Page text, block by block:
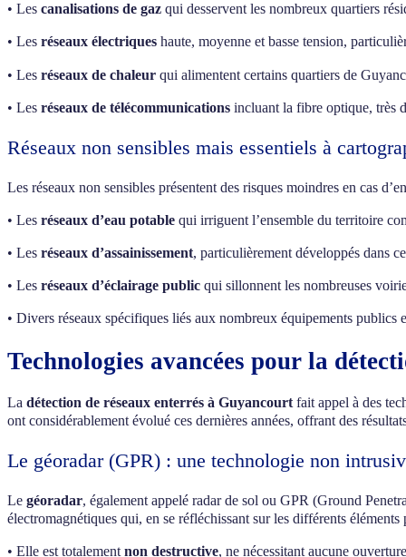
• Les canalisations de gaz qui desservent les nombreux quartiers
• Les réseaux électriques haute, moyenne et basse tension,
• Les réseaux de chaleur qui alimentent certains quartiers de
• Les réseaux de télécommunications incluant la fibre optique, très
Réseaux non sensibles mais essentiels à
Les réseaux non sensibles présentent des risques moindres en cas
• Les réseaux d’eau potable qui irriguent l’ensemble du territoire
• Les réseaux d’assainissement, particulièrement développés dans
• Les réseaux d’éclairage public qui sillonnent les nombreuses
• Divers réseaux spécifiques liés aux nombreux équipements publics
Technologies avancées pour la
La détection de réseaux enterrés à Guyancourt fait appel à des
ont considérablement évolué ces dernières années, offrant des
Le géoradar (GPR) : une technologie non
Le géoradar, également appelé radar de sol ou GPR (Ground
électromagnétiques qui, en se réfléchissant sur les différents
• Elle est totalement non destructive, ne nécessitant aucune